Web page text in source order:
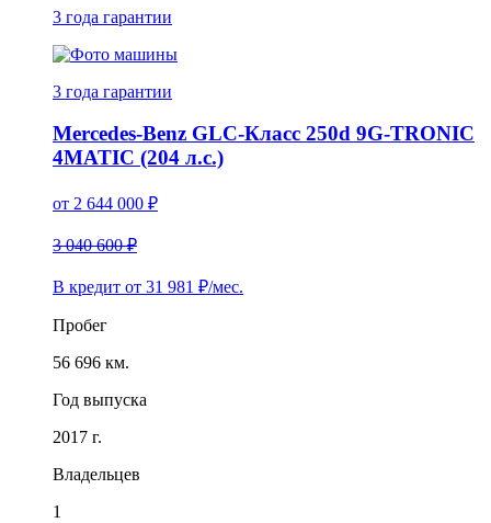
3 года гарантии
3 года гарантии
Mercedes-Benz GLC-Класс 250d 9G-TRONIC
4MATIC (204 л.с.)
от 2 644 000 ₽
3 040 600 ₽
В кредит от 31 981 ₽/мес.
Пробег
56 696 км.
Год выпуска
2017 г.
Владельцев
1